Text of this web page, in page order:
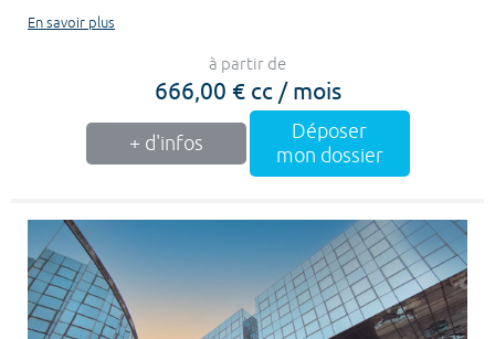
En savoir plus
à partir de
666,00 € cc / mois
+ d'infos
Déposer
mon dossier